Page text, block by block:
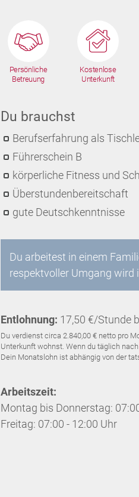
Persönliche
Betreuung
Kostenlose
Unterkunft
Du brauchst
Berufserfahrung als
Führerschein B
körperliche Fitness und
Überstundenbereitschaft
gute Deutschkenntnisse
Du arbeitest in einem
respektvoller Umgang wird
Entlohnung: 17,50 €/Stunde
Du verdienst circa 2.840,00 € netto pro
Unterkunft wohnst. Wenn du täglich
Dein Monatslohn ist abhängig von der
Arbeitszeit:
Montag bis Donnerstag:
Freitag: 07:00 - 12:00 Uhr